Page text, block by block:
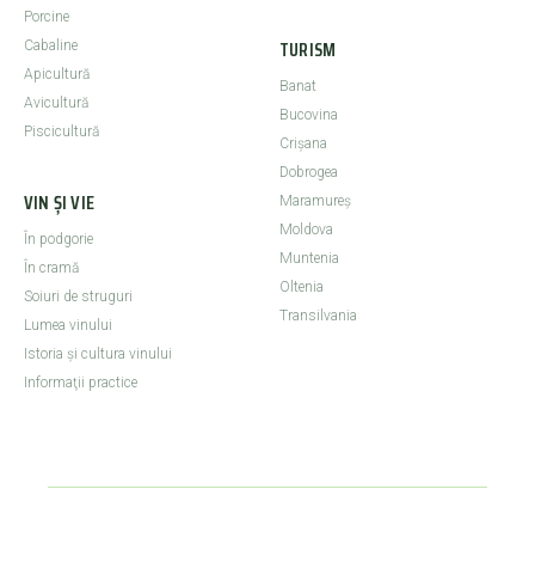
Porcine
Cabaline
Apicultură
Avicultură
Piscicultură
VIN ȘI VIE
În podgorie
În cramă
Soiuri de struguri
Lumea vinului
Istoria şi cultura vinului
Informaţii practice
TURISM
Banat
Bucovina
Crişana
Dobrogea
Maramureş
Moldova
Muntenia
Oltenia
Transilvania